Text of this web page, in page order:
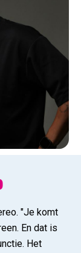
"Je komt
En dat is
Het